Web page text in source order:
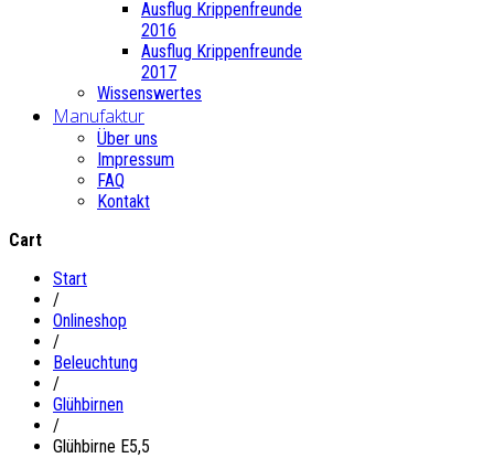
Ausflug Krippenfreunde
2016
Ausflug Krippenfreunde
2017
Wissenswertes
Manufaktur
Über uns
Impressum
FAQ
Kontakt
Cart
Start
/
Onlineshop
/
Beleuchtung
/
Glühbirnen
/
Glühbirne E5,5